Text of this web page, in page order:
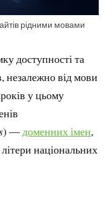
рідними мовами
доступності та
незалежно від мови
у цьому
) —доменних імен,
національних